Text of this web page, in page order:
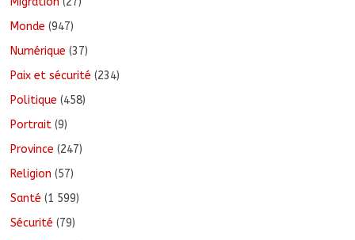
Monde (947)
Numérique (37)
Paix et sécurité (234)
Politique (458)
Portrait (9)
Province (247)
Religion (57)
Santé (1 599)
Sécurité (79)